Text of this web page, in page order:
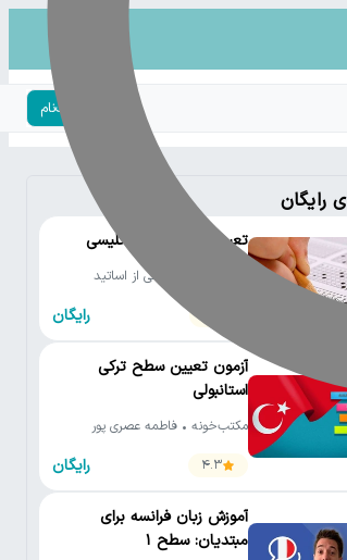
ورود | ثبت‌نام
رایگان
تعیین سطح زبان انگلیسی
مکتب‌خونه • جمعی از اساتید
رایگان
آزمون تعیین سطح ترکی
استانبولی
مکتب‌خونه • فاطمه عصری پور
4.3
رایگان
آموزش زبان فرانسه برای
مبتدیان: سطح 1